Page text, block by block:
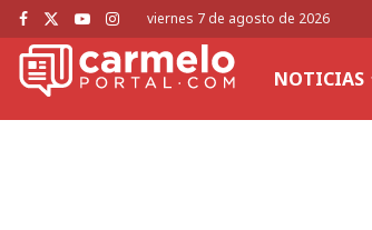
viernes 7 de agosto de 2026
NOTICIAS